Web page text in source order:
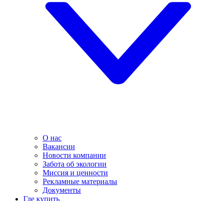
О нас
Вакансии
Новости компании
Забота об экологии
Миссия и ценности
Рекламные материалы
Документы
Где купить